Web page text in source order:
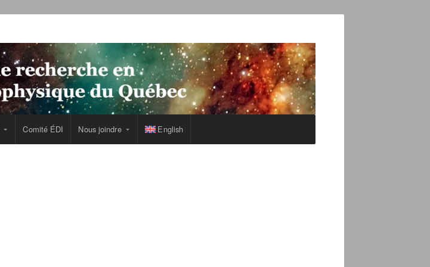
Comité ÉDI Nous joindre English